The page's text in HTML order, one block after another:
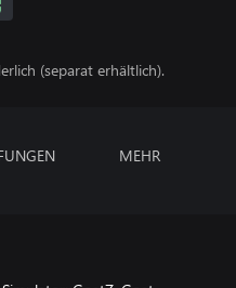
(separat erhältlich).
MEHR